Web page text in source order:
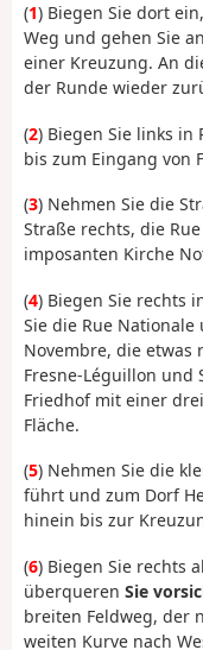
(1) Biegen Sie dort
Weg und gehen Sie
einer Kreuzung. An
der Runde wieder
(2) Biegen Sie links
bis zum Eingang von
(3) Nehmen Sie die
Straße rechts, die
imposanten Kirche
(4) Biegen Sie rechts
Sie die Rue Nationale
Novembre, die etwas
Fresne-Léguillon und
Friedhof mit einer
Fläche.
(5) Nehmen Sie die
führt und zum Dorf
hinein bis zur
(6) Biegen Sie rechts
überqueren Sie
breiten Feldweg, der
weiten Kurve nach